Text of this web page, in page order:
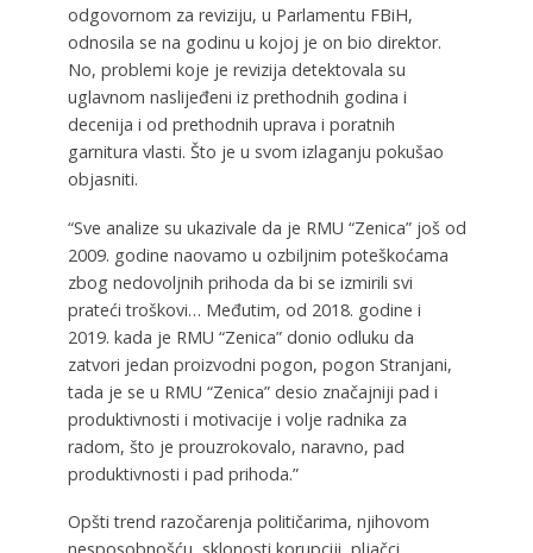
odgovornom za reviziju, u Parlamentu FBiH,
odnosila se na godinu u kojoj je on bio direktor.
No, problemi koje je revizija detektovala su
uglavnom naslijeđeni iz prethodnih godina i
decenija i od prethodnih uprava i poratnih
garnitura vlasti. Što je u svom izlaganju pokušao
objasniti.
“Sve analize su ukazivale da je RMU “Zenica” još od
2009. godine naovamo u ozbiljnim poteškoćama
zbog nedovoljnih prihoda da bi se izmirili svi
prateći troškovi… Međutim, od 2018. godine i
2019. kada je RMU “Zenica” donio odluku da
zatvori jedan proizvodni pogon, pogon Stranjani,
tada je se u RMU “Zenica” desio značajniji pad i
produktivnosti i motivacije i volje radnika za
radom, što je prouzrokovalo, naravno, pad
produktivnosti i pad prihoda.”
Opšti trend razočarenja političarima, njihovom